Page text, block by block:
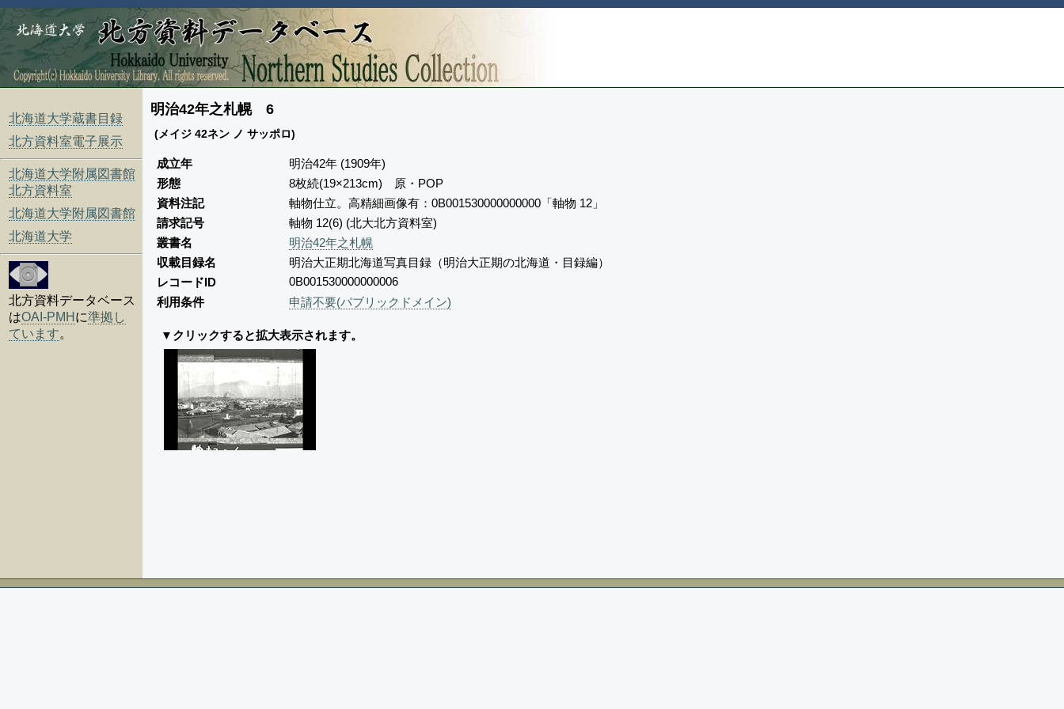
北海道大学蔵書目録
北方資料室電子展示
北海道大学附属図書館
北方資料室
北海道大学附属図書館
北海道大学
北方資料データベース
はOAI-PMH に準拠し
ています。
明治42年之札幌 6
(メイジ 42ネン ノ サッポロ)
成立年
明治42年 (1909年)
形態
8枚続(19×213cm) 原・POP
資料注記
軸物仕立。高精細画像有：0B001530000000000「軸物 12」
請求記号
軸物 12(6) (北大北方資料室)
叢書名
明治42年之札幌
収載目録名
明治大正期北海道写真目録（明治大正期の北海道・目録編）
レコードID
0B001530000000006
利用条件
申請不要(パブリックドメイン)
▼クリックすると拡大表示されます。